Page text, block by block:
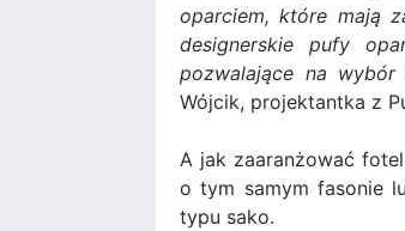
oparciem, które mają
designerskie pufy
pozwalające na
Wójcik, projektantka z
A jak zaaranżować
o tym samym fasonie
typu sako.